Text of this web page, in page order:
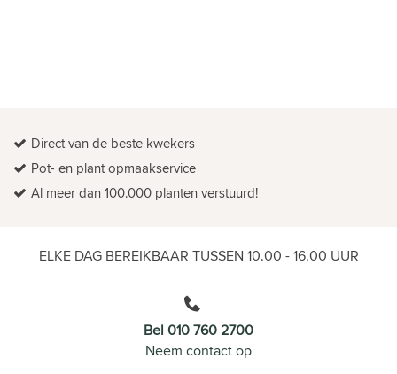
Direct van de beste kwekers
Pot- en plant opmaakservice
Al meer dan 100.000 planten verstuurd!
ELKE DAG BEREIKBAAR TUSSEN 10.00 - 16.00 UUR
Bel 010 760 2700
Neem contact op